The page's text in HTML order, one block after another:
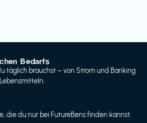
Bedarfs
täglich brauchst – von Strom und Banking
die du nur bei FutureBens finden kannst.